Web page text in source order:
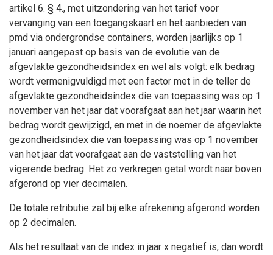
artikel 6. § 4., met uitzondering van het tarief voor
vervanging van een toegangskaart en het aanbieden van
pmd via ondergrondse containers, worden jaarlijks op 1
januari aangepast op basis van de evolutie van de
afgevlakte gezondheidsindex en wel als volgt: elk bedrag
wordt vermenigvuldigd met een factor met in de teller de
afgevlakte gezondheidsindex die van toepassing was op 1
november van het jaar dat voorafgaat aan het jaar waarin het
bedrag wordt gewijzigd, en met in de noemer de afgevlakte
gezondheidsindex die van toepassing was op 1 november
van het jaar dat voorafgaat aan de vaststelling van het
vigerende bedrag. Het zo verkregen getal wordt naar boven
afgerond op vier decimalen.
De totale retributie zal bij elke afrekening afgerond worden
op 2 decimalen.
Als het resultaat van de index in jaar x negatief is, dan wordt